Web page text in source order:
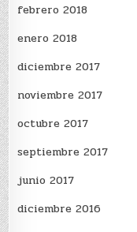
febrero 2018
enero 2018
diciembre 2017
noviembre 2017
octubre 2017
septiembre 2017
junio 2017
diciembre 2016